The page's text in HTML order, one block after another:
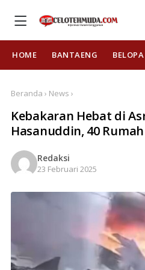
HOME BANTAENG BELOPA
Beranda › News ›
Kebakaran Hebat di
Hasanuddin, 40
Redaksi
23 Februari 2025